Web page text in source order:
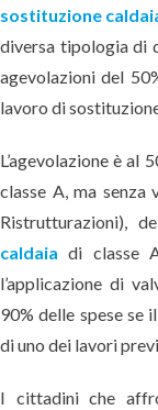
sostituzione
diversa tipologia di
agevolazioni del
lavoro di
L’agevolazione è al
classe A, ma
Ristrutturazioni),
caldaia di classe
l’applicazione di
90% delle spese se
di uno dei lavori
I cittadini che